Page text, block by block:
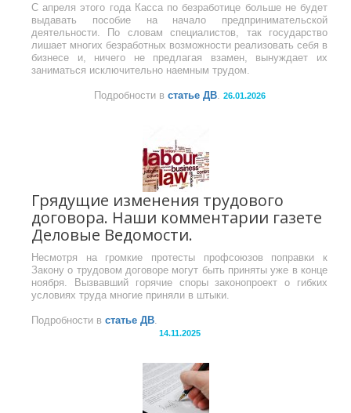
С апреля этого года Касса по безработице больше не будет
выдавать пособие на начало предпринимательской
деятельности. По словам специалистов, так государство
лишает многих безработных возможности реализовать себя в
бизнесе и, ничего не предлагая взамен, вынуждает их
заниматься исключительно наемным трудом.
Подробности в статье ДВ. 26.01.2026
Грядущие изменения трудового
договора. Наши комментарии газете
Деловые Ведомости.
Несмотря на громкие протесты профсоюзов поправки к
Закону о трудовом договоре могут быть приняты уже в конце
ноября. Вызвавший горячие споры законопроект о гибких
условиях труда многие приняли в штыки.
Подробности в статье ДВ
14.11.2025